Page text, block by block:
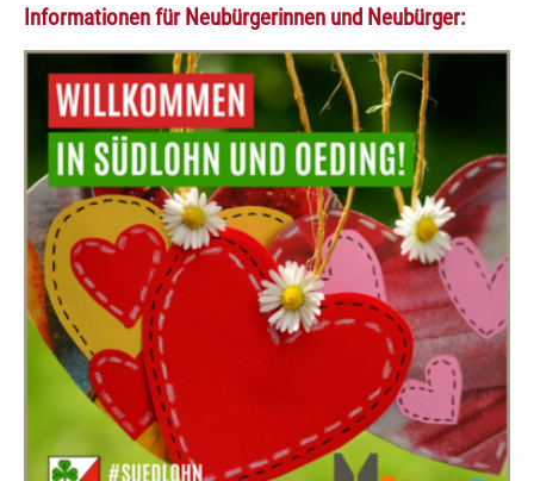
Informationen für Neubürgerinnen und Neubürger: